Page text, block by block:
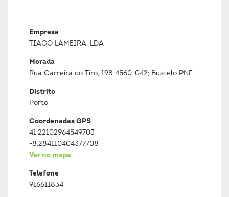
Empresa
TIAGO LAMEIRA, LDA
Morada
Rua Carreira do Tiro, 198 4560-042; Bustelo PNF
Distrito
Porto
Coordenadas GPS
41.22102964549703
-8.284110404377708
Ver no mapa
Telefone
916611834